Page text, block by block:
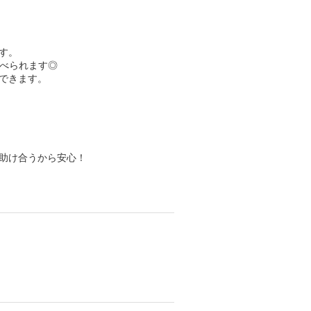
。
られます◎
ます。
け合うから安心！